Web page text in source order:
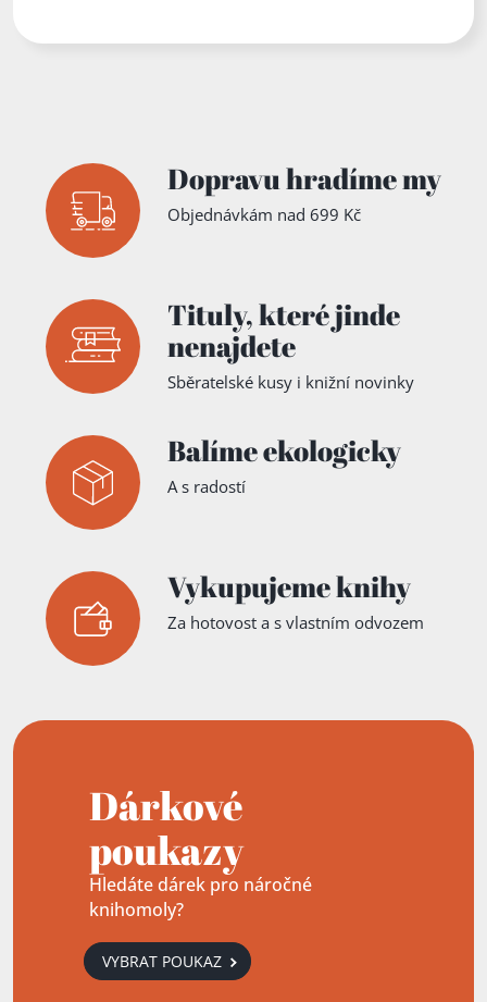
Dopravu hradíme my
Objednávkám nad 699 Kč
Tituly,které jinde
nenajdete
Sběratelské kusy i knižní novinky
Balíme ekologicky
A s radostí
Vykupujeme knihy
Za hotovost a s vlastním odvozem
Dárkové
poukazy
Hledáte dárek pro náročné
knihomoly?
VYBRAT POUKAZ